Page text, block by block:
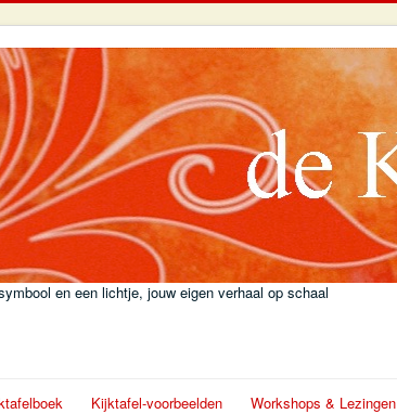
en een lichtje, jouw eigen verhaal op schaal
Kijktafel-voorbeelden Workshops & Lezingen